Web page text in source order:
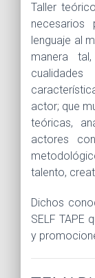
Taller
lenguaje al
manera
actor; que
teóricas,
actores
talento,
Dichos
SELF TAPE
y